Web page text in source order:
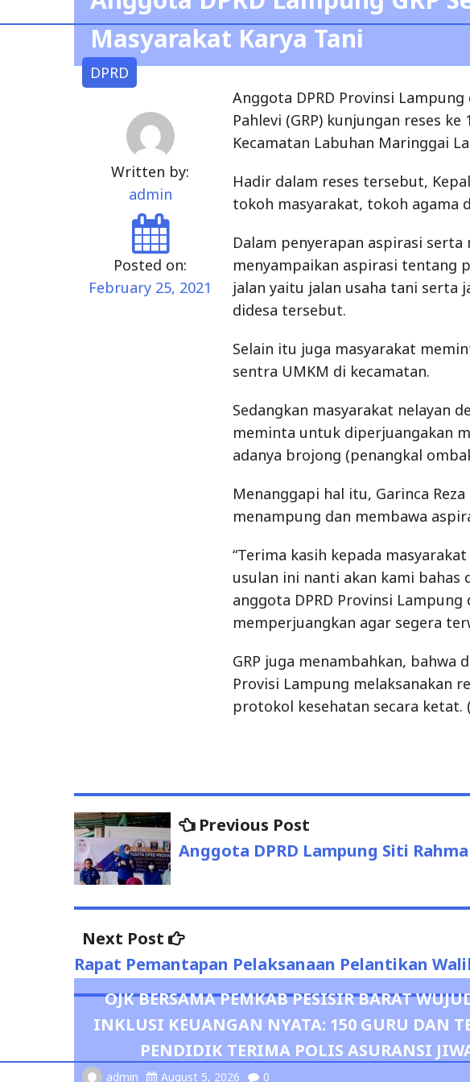
DPRD
Masyarakat Karya Tani
Written by:
admin
Posted on:
February 25, 2021
Anggota DPRD Provinsi
Pahlevi (GRP) kunjungan reses
Kecamatan Labuhan Maringgai
Hadir dalam reses tersebut,
tokoh masyarakat, tokoh agama
Dalam penyerapan aspirasi
menyampaikan aspirasi
jalan yaitu jalan usaha tani serta
didesa tersebut.
Selain itu juga masyarakat
sentra UMKM di kecamatan.
Sedangkan masyarakat nelayan
meminta untuk diperjuangakan
adanya brojong (penangkal
Menanggapi hal itu, Garinca
menampung dan membawa
“Terima kasih kepada
usulan ini nanti akan kami bahas
anggota DPRD Provinsi
memperjuangkan agar segera
GRP juga menambahkan, bahwa
Provisi Lampung melaksanakan
protokol kesehatan secara ketat.
Post
navigation
Previous Post
post:
Anggota DPRD Lampung Siti
Next Post
Next
post:
Rapat Pemantapan Pelaksanaan Pelantikan
OJK BERSAMA PEMKAB PESISIR BARAT
INKLUSI KEUANGAN NYATA: 150 GURU DAN
PENDIDIK TERIMA POLIS ASURANSI
admin August 5, 2026 0